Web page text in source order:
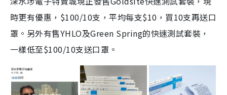
時更有優惠，$100/10支，平均每支$10，買10支再送口
罩。另外有售YHLO及Green Spring的快速測試套裝，
一樣低至$100/10支送口罩。